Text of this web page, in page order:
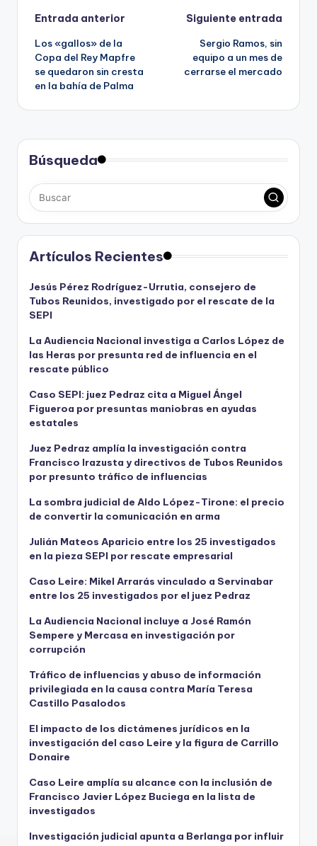
Navegación
de
entradas
Entrada anterior
Los «gallos» de la
Copa del Rey Mapfre
se quedaron sin cresta
en la bahía de Palma
Siguiente entrada
Sergio Ramos, sin
equipo a un mes de
cerrarse el mercado
Búsqueda
Artículos Recientes
Jesús Pérez Rodríguez-Urrutia, consejero de
Tubos Reunidos, investigado por el rescate de la
SEPI
La Audiencia Nacional investiga a Carlos López de
las Heras por presunta red de influencia en el
rescate público
Caso SEPI: juez Pedraz cita a Miguel Ángel
Figueroa por presuntas maniobras en ayudas
estatales
Juez Pedraz amplía la investigación contra
Francisco Irazusta y directivos de Tubos Reunidos
por presunto tráfico de influencias
La sombra judicial de Aldo López-Tirone: el precio
de convertir la comunicación en arma
Julián Mateos Aparicio entre los 25 investigados
en la pieza SEPI por rescate empresarial
Caso Leire: Mikel Arrarás vinculado a Servinabar
entre los 25 investigados por el juez Pedraz
La Audiencia Nacional incluye a José Ramón
Sempere y Mercasa en investigación por
corrupción
Tráfico de influencias y abuso de información
privilegiada en la causa contra María Teresa
Castillo Pasalodos
El impacto de los dictámenes jurídicos en la
investigación del caso Leire y la figura de Carrillo
Donaire
Caso Leire amplía su alcance con la inclusión de
Francisco Javier López Buciega en la lista de
investigados
Investigación judicial apunta a Berlanga por influir